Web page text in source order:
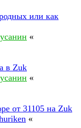
или как
«
в Zuk
«
от 31105 на Zuk
«